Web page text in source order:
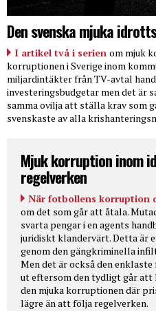
Den svenska mjuka
I artikel två i serien om mjuk
korruptionen i Sverige inom
miljardintäkter från TV-avtal
investeringsbudgetar men det är
samma ovilja att ställa krav som
svenskaste av alla
Mjuk korruption inom
regelverken
När fotbollens korruption
om det som går att åtala.
svarta pengar i en agents
juridiskt klandervärt. Detta är
genom den gängkriminella
Men det är också den
ut eftersom den tydligt går att
den mjuka korruptionen där
lägre än att följa regelverken.